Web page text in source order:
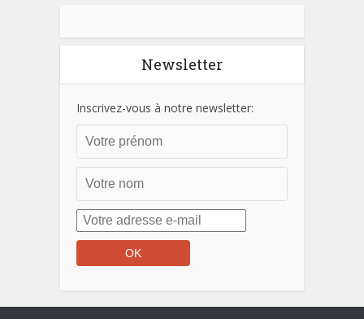
Newsletter
Inscrivez-vous à notre newsletter: